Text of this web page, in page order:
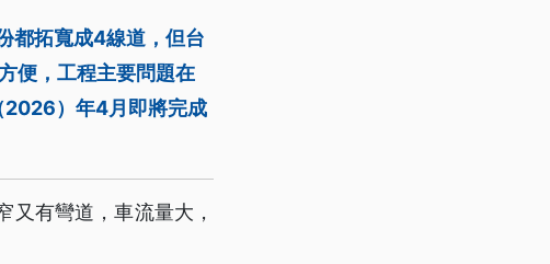
都拓寬成4線道，但台
便，工程主要問題在
2026）年4月即將完成
又有彎道，車流量大，